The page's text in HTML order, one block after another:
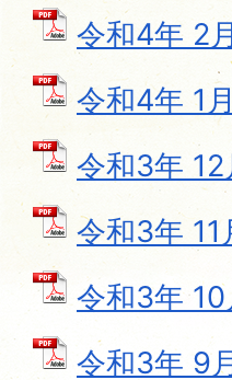
令和4年 2
令和4年 1
令和3年
令和3年
令和3年
令和3年 9